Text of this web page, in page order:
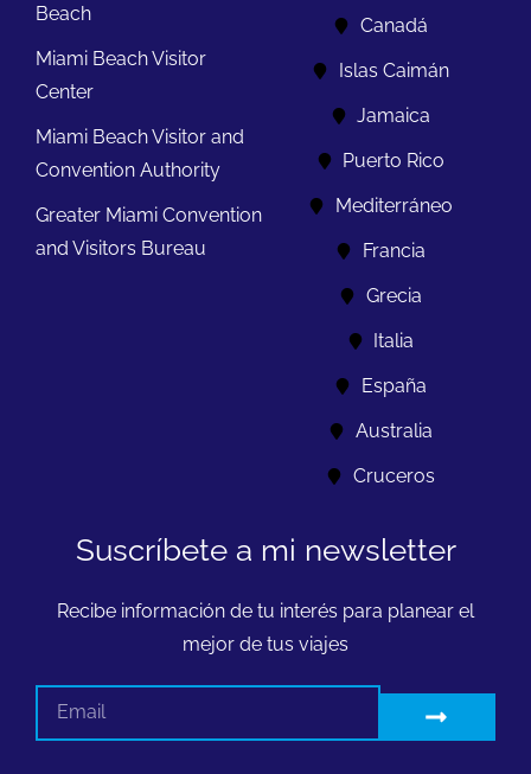
Beach
Miami Beach Visitor
Center
Miami Beach Visitor and
Convention Authority
Greater Miami Convention
and Visitors Bureau
Canadá
Islas Caimán
Jamaica
Puerto Rico
Mediterráneo
Francia
Grecia
Italia
España
Australia
Cruceros
Suscríbete a mi newsletter
Recibe información de tu interés para planear el
mejor de tus viajes